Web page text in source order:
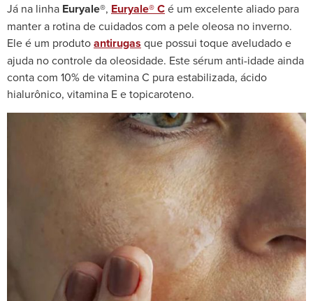
Já na linha Euryale®, Euryale® Cé um excelente aliado para
manter a rotina de cuidados com a pele oleosa no inverno.
Ele é um produtoantirugas que possui toque aveludado e
ajuda no controle da oleosidade. Este sérum anti-idade ainda
conta com 10% de vitamina C pura estabilizada, ácido
hialurônico, vitamina E e topicaroteno.